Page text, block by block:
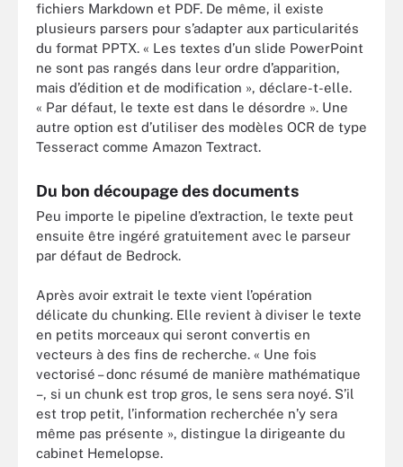
fichiers Markdown et PDF. De même, il existe
plusieurs parsers pour s’adapter aux particularités
du format PPTX. « Les textes d’un slide PowerPoint
ne sont pas rangés dans leur ordre d’apparition,
mais d’édition et de modification », déclare-t-elle.
« Par défaut, le texte est dans le désordre ». Une
autre option est d’utiliser des modèles OCR de type
Tesseract comme Amazon Textract.
Du bon découpage des documents
Peu importe le pipeline d’extraction, le texte peut
ensuite être ingéré gratuitement avec le parseur
par défaut de Bedrock.
Après avoir extrait le texte vient l’opération
délicate du chunking. Elle revient à diviser le texte
en petits morceaux qui seront convertis en
vecteurs à des fins de recherche. « Une fois
vectorisé – donc résumé de manière mathématique
–, si un chunk est trop gros, le sens sera noyé. S’il
est trop petit, l’information recherchée n’y sera
même pas présente », distingue la dirigeante du
cabinet Hemelopse.